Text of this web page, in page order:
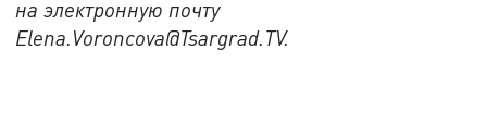
на электронную почту
Elena.Voroncova@Tsargrad.TV.